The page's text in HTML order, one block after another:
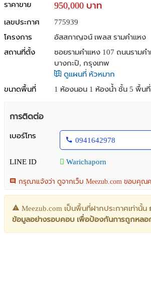
ราคาขาย 950,000 บาท
เลขประกาศ
775939
โครงการ
อัสสกาญจน์ เพลส รามคำแหง
สถานที่ตั้ง
ซอยรามคำแหง 107 ถนนรามค
บางกะปิ, กรุงเทพ
ดูแผนที่ หัวหมาก
ขนาดพื้นที่
1 ห้องนอน 1 ห้องน้ำ ชั้น 5 พื้น
การติดต่อ
เบอร์โทร
0941642978
LINE ID Warichaporn
กรุณาแจ้งว่า ดูจากเว็บ Meezub.com ขอบคุณ
Meezub.com เป็นพื้นที่ฝากประกาศเท่านั้น
ข้อมูลอย่างรอบคอบ เพื่อป้องกันการถูกหลอ